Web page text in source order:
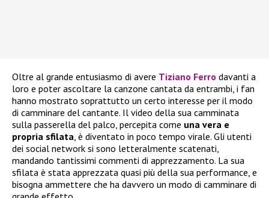
Oltre al grande entusiasmo di avere Tiziano Ferro davanti a
loro e poter ascoltare la canzone cantata da entrambi, i fan
hanno mostrato soprattutto un certo interesse per il modo
di camminare del cantante. Il video della sua camminata
sulla passerella del palco, percepita come una vera e
propria sfilata, è diventato in poco tempo virale. Gli utenti
dei social network si sono letteralmente scatenati,
mandando tantissimi commenti di apprezzamento. La sua
sfilata è stata apprezzata quasi più della sua performance, e
bisogna ammettere che ha davvero un modo di camminare di